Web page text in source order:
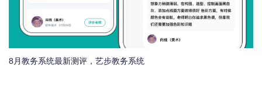
8月教务系统最新测评，艺步教务系统